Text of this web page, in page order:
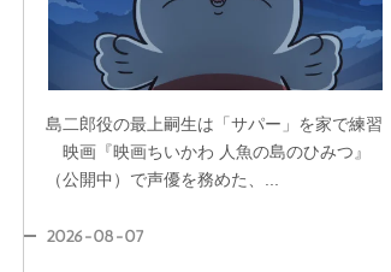
島二郎役の最上嗣生は「サパー」を家で練習
映画『映画ちいかわ 人魚の島のひみつ』
（公開中）で声優を務めた、...
2026-08-07